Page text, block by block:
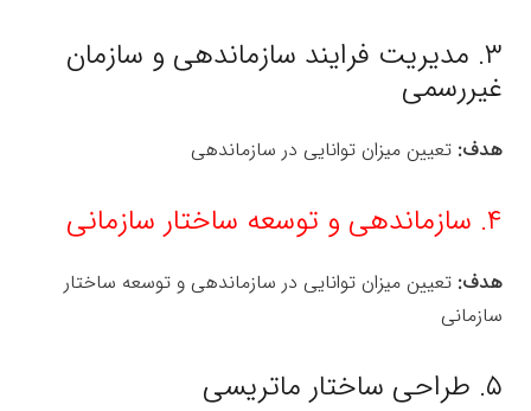
۳. مدیریت فرایند سازماندهی و سازمان
غیررسمی
هدف: تعیین میزان توانایی در سازماندهی
۴. سازماندهی و توسعه ساختار سازمانی
هدف: تعیین میزان توانایی در سازماندهی و توسعه ساختار
سازمانی
۵. طراحی ساختار ماتریسی